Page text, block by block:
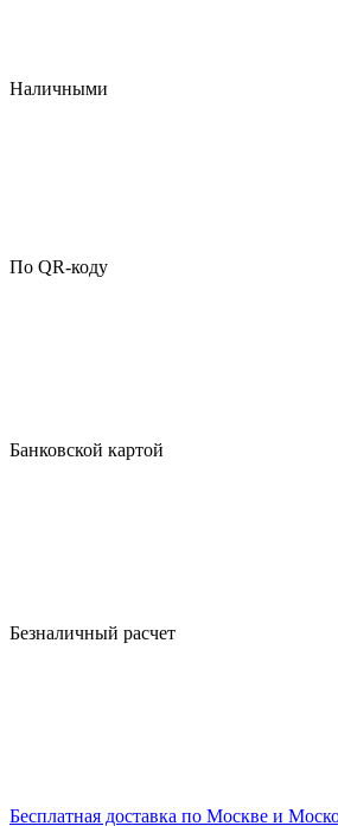
Наличными
По QR-коду
Банковской картой
Безналичный расчет
Бесплатная доставка по Москве и